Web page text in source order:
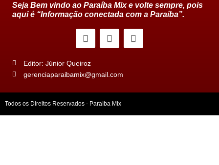
Seja Bem vindo ao Paraíba Mix e volte sempre, pois
aqui é “Informação conectada com a Paraíba”.
Editor: Júnior Queiroz
gerenciaparaibamix@gmail.com
Todos os Direitos Reservados - Paraíba Mix